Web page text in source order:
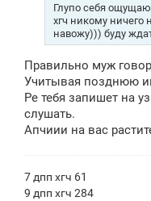
Глупо себя
хгч никому ничего
навожу))) буду
Правильно муж
Учитывая позднюю
Ре тебя запишет на
слушать.
Апчиии на вас
7 дпп хгч 61
9 дпп хгч 284